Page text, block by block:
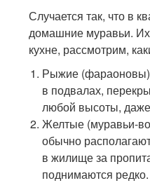
Случается так, что в
домашние муравьи.
кухне, рассмотрим,
Рыжие (фараоновы)
в подвалах,
любой высоты,
Желтые (муравьи-
обычно
в жилище за
поднимаются редко.